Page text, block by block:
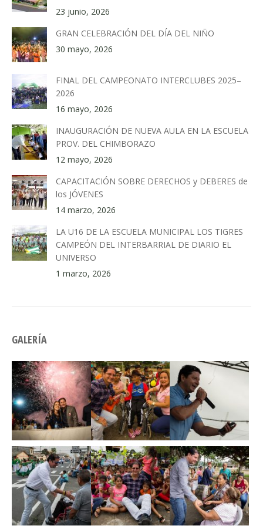
23 junio, 2026
GRAN CELEBRACIÓN DEL DÍA DEL NIÑO
30 mayo, 2026
FINAL DEL CAMPEONATO INTERCLUBES 2025–
2026
16 mayo, 2026
INAUGURACIÓN DE NUEVA AULA EN LA ESCUELA
PROV. DEL CHIMBORAZO
12 mayo, 2026
CAPACITACIÓN SOBRE DERECHOS y DEBERES de
los JÓVENES
14 marzo, 2026
LA U16 DE LA ESCUELA MUNICIPAL LOS TIGRES
CAMPEÓN DEL INTERBARRIAL DE DIARIO EL
UNIVERSO
1 marzo, 2026
GALERÍA